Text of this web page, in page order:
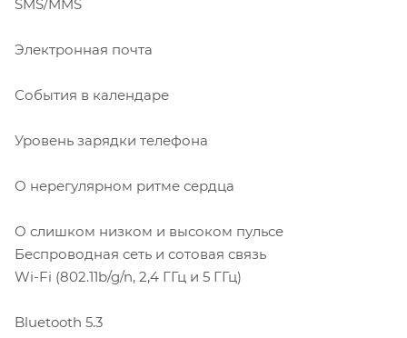
SMS/MMS
Электронная почта
События в календаре
Уровень зарядки телефона
О нерегулярном ритме сердца
О слишком низком и высоком пульсе
Беспроводная сеть и сотовая связь
Wi-Fi (802.11b/g/n, 2,4 ГГц и 5 ГГц)
Bluetooth 5.3